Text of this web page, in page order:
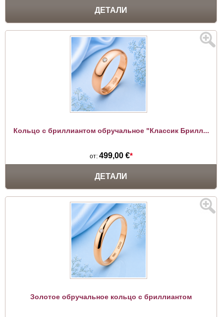
ДЕТАЛИ
Кольцо с бриллиантом обручальное "Классик Брилл...
от: 499,00 €*
ДЕТАЛИ
Золотое обручальное кольцо с бриллиантом